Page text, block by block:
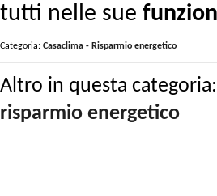
tutti nelle sue
Categoria: Casaclima - Risparmio energetico
Altro in questa categoria:
risparmio energetico